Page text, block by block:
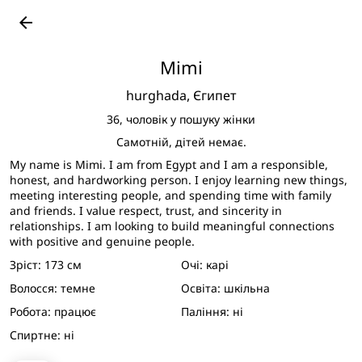
arrow_back
Mimi
hurghada, Єгипет
36, чоловік у пошуку жінки
Самотній, дітей немає.
My name is Mimi. I am from Egypt and I am a responsible,
honest, and hardworking person. I enjoy learning new things,
meeting interesting people, and spending time with family
and friends. I value respect, trust, and sincerity in
relationships. I am looking to build meaningful connections
with positive and genuine people.
Зріст: 173 см Очі: карі
Волосся: темне Освіта: шкільна
Робота: працює Паління: ні
Спиртне: ні